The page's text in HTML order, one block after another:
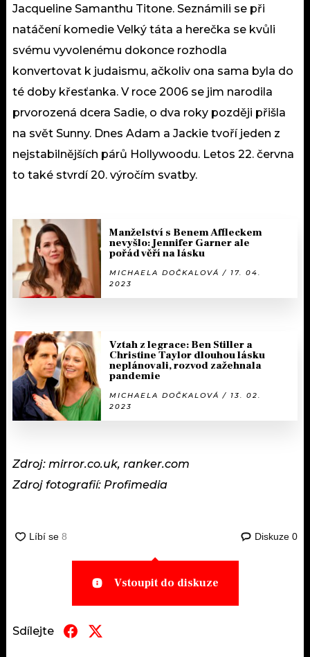
Jacqueline Samanthu Titone. Seznámili se při
natáčení komedie Velký táta a herečka se kvůli
svému vyvolenému dokonce rozhodla
konvertovat k judaismu, ačkoliv ona sama byla do
té doby křesťanka. V roce 2006 se jim narodila
prvorozená dcera Sadie, o dva roky později přišla
na svět Sunny. Dnes Adam a Jackie tvoří jeden z
nejstabilnějších párů Hollywoodu. Letos 22. června
to také stvrdí 20. výročím svatby.
Manželství s Benem Affleckem
nevyšlo: Jennifer Garner ale
pořád věří na lásku
MICHAELA DOČKALOVÁ / 17. 04.
2023
Vztah z legrace: Ben Stiller a
Christine Taylor dlouhou lásku
neplánovali, rozvod zažehnala
pandemie
MICHAELA DOČKALOVÁ / 13. 02.
2023
Zdroj: mirror.co.uk, ranker.com
Zdroj fotografií: Profimedia
Diskuze 0
Vstoupit do diskuze
Sdílejte